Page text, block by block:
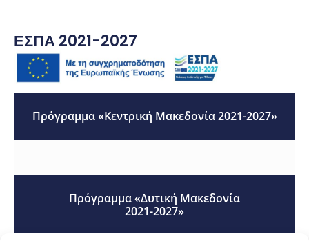
ΕΣΠΑ 2021-2027
Πρόγραμμα «Κεντρική Μακεδονία 2021-2027»
Πρόγραμμα «Δυτική Μακεδονία
2021-2027»